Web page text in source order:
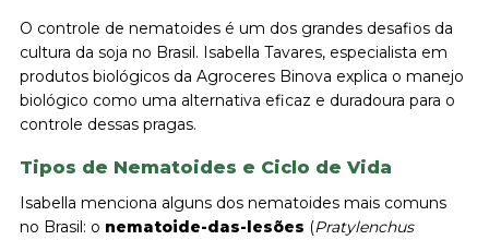
O controle de nematoides é um dos grandes desafios da
cultura da soja no Brasil. Isabella Tavares, especialista em
produtos biológicos da Agroceres Binova explica o manejo
biológico como uma alternativa eficaz e duradoura para o
controle dessas pragas.
Tipos de Nematoides e Ciclo de Vida
Isabella menciona alguns dos nematoides mais comuns
no Brasil: o nematoide-das-lesões (Pratylenchus